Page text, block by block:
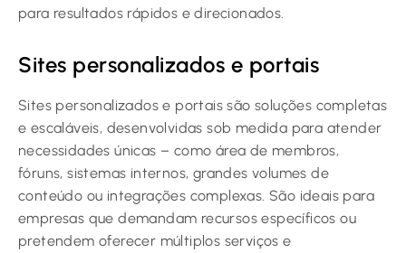
para resultados rápidos e direcionados.
Sites personalizados e portais
Sites personalizados e portais são soluções completas
e escaláveis, desenvolvidas sob medida para atender
necessidades únicas – como área de membros,
fóruns, sistemas internos, grandes volumes de
conteúdo ou integrações complexas. São ideais para
empresas que demandam recursos específicos ou
pretendem oferecer múltiplos serviços e